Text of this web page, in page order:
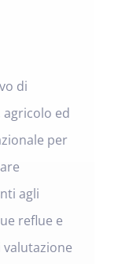
di
ed
per
agli
reflue e